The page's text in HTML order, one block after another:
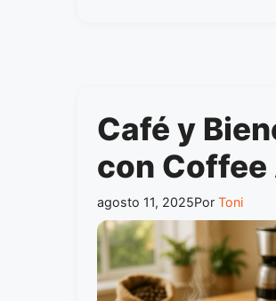
Café y
con Coffee
agosto 11, 2025Por Toni